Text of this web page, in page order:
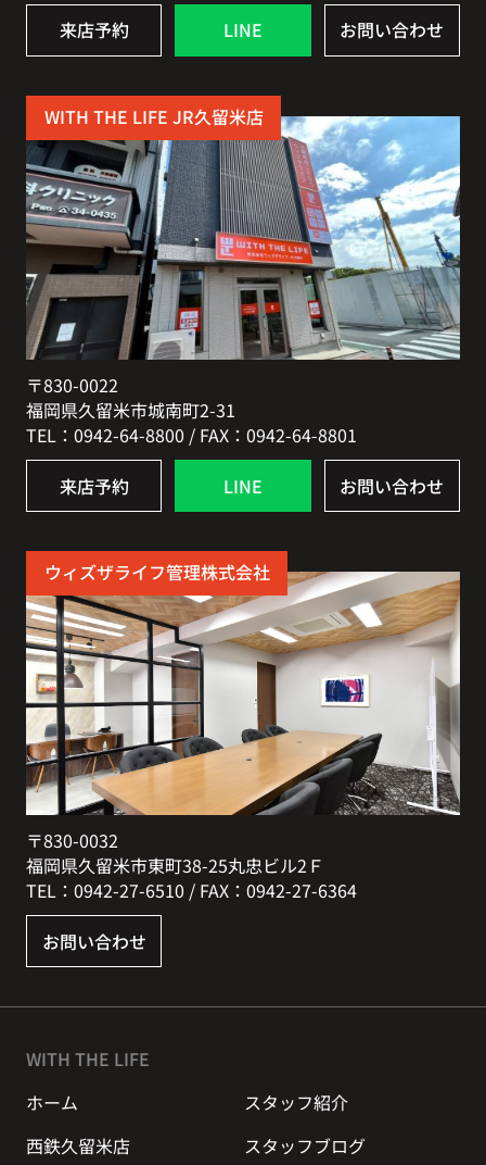
来店予約 LINE お問い合わせ
WITH THE LIFE JR久留米店
〒830-0022
福岡県久留米市城南町2-31
TEL：0942-64-8800 / FAX：0942-64-8801
来店予約 LINE お問い合わせ
ウィズザライフ管理株式会社
〒830-0032
福岡県久留米市東町38-25丸忠ビル2Ｆ
TEL：0942-27-6510 / FAX：0942-27-6364
お問い合わせ
WITH THE LIFE
ホーム
スタッフ紹介
西鉄久留米店
スタッフブログ